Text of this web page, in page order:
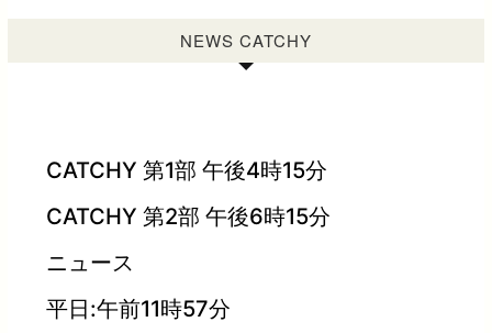
NEWS CATCHY
CATCHY 第1部 午後4時15分
CATCHY 第2部 午後6時15分
ニュース
平日:午前11時57分